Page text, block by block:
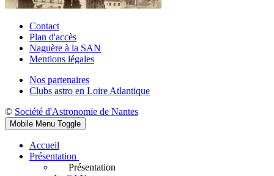
Contact
Plan d'accès
Naguère à la SAN
Mentions légales
Nos partenaires
Clubs astro en Loire Atlantique
© Société d'Astronomie de Nantes
Mobile Menu Toggle
Accueil
Présentation
Présentation